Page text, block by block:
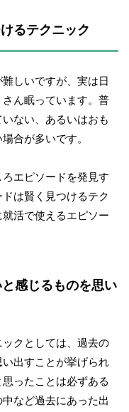
るテクニック
しいですが、実は日
ん眠っています。普
ない、あるいはおも
合が多いです。
エピソードを発見す
は賢く見つけるテク
活で使えるエピソー
感じるものを思い
クとしては、過去の
出すことが挙げられ
ったことは必ずある
など過去にあった出